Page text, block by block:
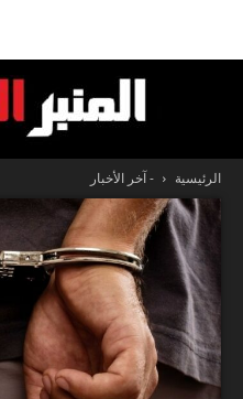
الرئيسية - آخر الأخبار